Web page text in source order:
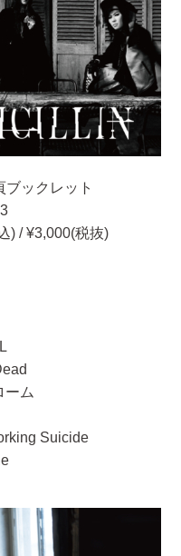
ックレット
) / ¥3,000(税抜)
ーム
Suicide